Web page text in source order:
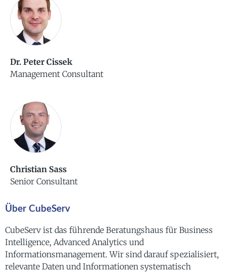
Dr. Peter Cissek
Management Consultant
Christian Sass
Senior Consultant
Über CubeServ
CubeServ ist das führende Beratungshaus für Business
Intelligence, Advanced Analytics und
Informationsmanagement. Wir sind darauf spezialisiert,
relevante Daten und Informationen systematisch